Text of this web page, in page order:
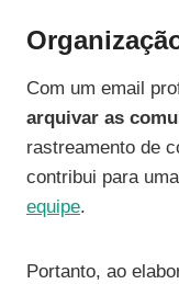
Com um email
arquivar as
rastreamento de
contribui para
equipe.
Portanto, ao